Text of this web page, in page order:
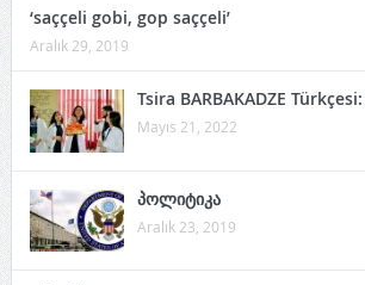
‘saççeli gobi, gop saççeli’
Aralık 29, 2019
Tsira BARBAKADZE
Mayıs 21, 2022
პოლიტიკა
Aralık 23, 2019